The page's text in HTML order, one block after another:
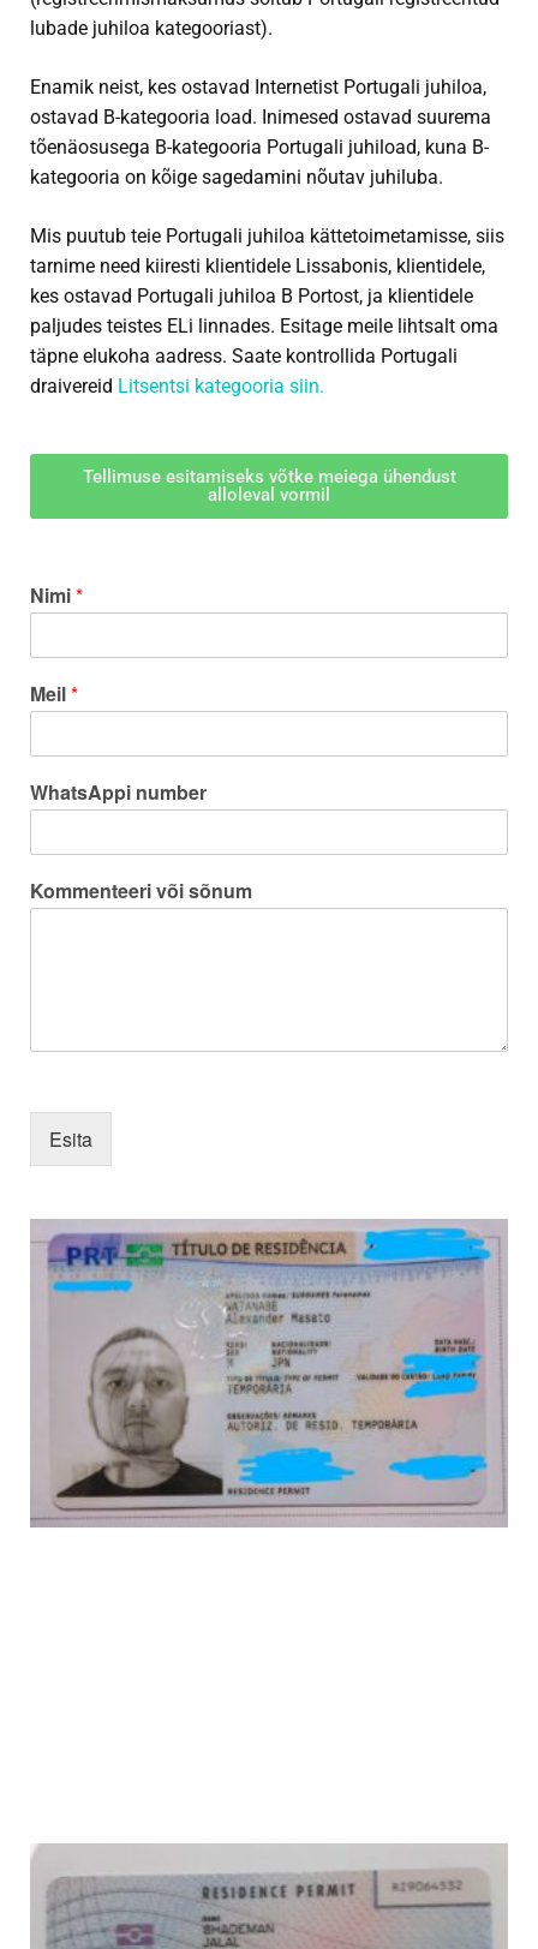
lubade juhiloa kategooriast).
Enamik neist, kes ostavad Internetist Portugali juhiloa,
ostavad B-kategooria load. Inimesed ostavad suurema
tõenäosusega B-kategooria Portugali juhiload, kuna B-
kategooria on kõige sagedamini nõutav juhiluba.
Mis puutub teie Portugali juhiloa kättetoimetamisse, siis
tarnime need kiiresti klientidele Lissabonis, klientidele,
kes ostavad Portugali juhiloa B Portost, ja klientidele
paljudes teistes ELi linnades. Esitage meile lihtsalt oma
täpne elukoha aadress. Saate kontrollida Portugali
draivereid Litsentsi kategooria siin.
Tellimuse esitamiseks võtke meiega ühendust
alloleval vormil
Nimi*
Meil*
WhatsAppi number
Kommenteeri või sõnum
Esita